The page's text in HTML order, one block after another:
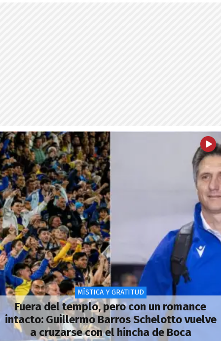
MÍSTICA Y GRATITUD
Fuera del templo, pero con un romance
intacto: Guillermo Barros Schelotto vuelve
a cruzarse con el hincha de Boca